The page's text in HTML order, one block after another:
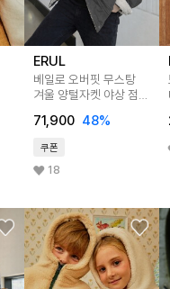
ERUL
베일로 오버핏 무스탕
겨울 양털자켓 야상 점퍼
71,900 48%
쿠폰
18